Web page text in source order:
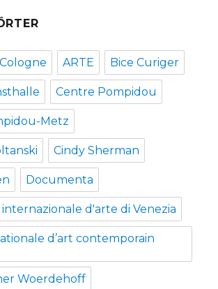
ARTE Bice Curiger
Centre Pompidou
Metz
Cindy Sherman
Documenta
internazionale d'arte di Venezia
d’art contemporain
Woerdehoff